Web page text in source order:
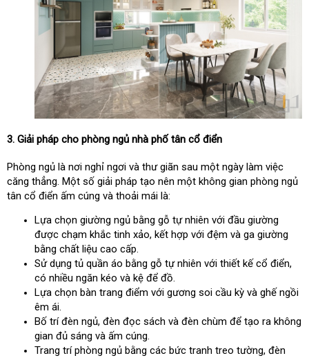
3. Giải pháp cho phòng ngủ nhà phố tân cổ điển
Phòng ngủ là nơi nghỉ ngơi và thư giãn sau một ngày làm việc
căng thẳng. Một số giải pháp tạo nên một không gian phòng ngủ
tân cổ điển ấm cúng và thoải mái là:
Lựa chọn giường ngủ bằng gỗ tự nhiên với đầu giường
được chạm khắc tinh xảo, kết hợp với đệm và ga giường
bằng chất liệu cao cấp.
Sử dụng tủ quần áo bằng gỗ tự nhiên với thiết kế cổ điển,
có nhiều ngăn kéo và kệ để đồ.
Lựa chọn bàn trang điểm với gương soi cầu kỳ và ghế ngồi
êm ái.
Bố trí đèn ngủ, đèn đọc sách và đèn chùm để tạo ra không
gian đủ sáng và ấm cúng.
Trang trí phòng ngủ bằng các bức tranh treo tường, đèn